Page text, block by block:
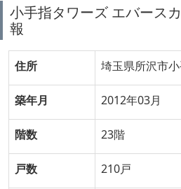
小手指タワーズ エバース
報
住所 埼玉県所沢市
築年月 2012年03月
階数 23階
戸数 210戸